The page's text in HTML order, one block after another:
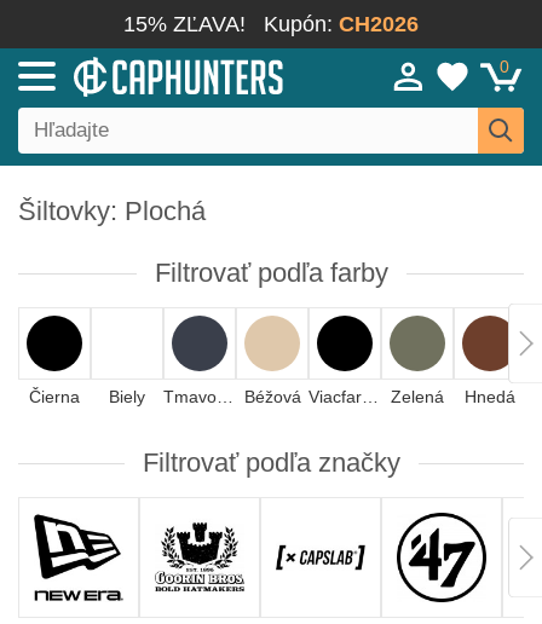
15% ZĽAVA! Kupón: CH2026
0
Šiltovky: Plochá
Filtrovať podľa farby
Čierna Biely Béžová Zelená Hnedá
Filtrovať podľa značky